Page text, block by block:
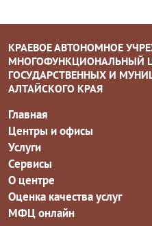
КРАЕВОЕ АВТОНОМНОЕ
МНОГОФУНКЦИОНАЛЬНЫЙ
ГОСУДАРСТВЕННЫХ И
АЛТАЙСКОГО КРАЯ
Главная
Центры и офисы
Услуги
Сервисы
О центре
Оценка качества услуг
МФЦ онлайн